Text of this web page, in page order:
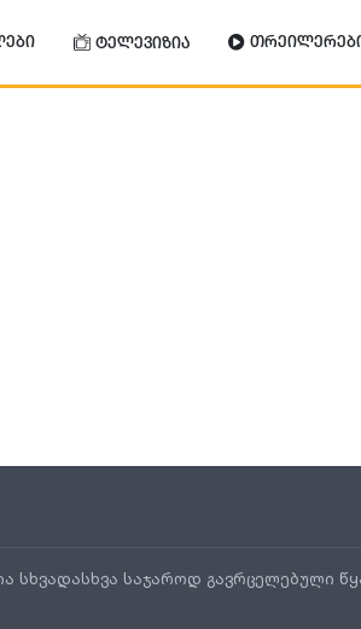
ტელევიზია
სხვადასხვა საჯაროდ გავრცელებული